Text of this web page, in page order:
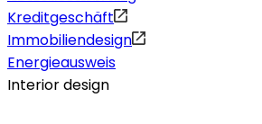
Kreditgeschäft
Immobiliendesign
Energieausweis
Interior design